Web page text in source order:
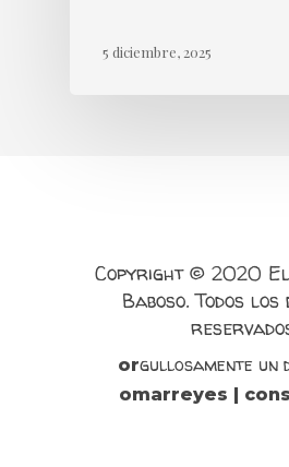
5 diciembre, 2025
Copyright © 2020
Baboso. Todos los
orgullosamente un
omarreyes |